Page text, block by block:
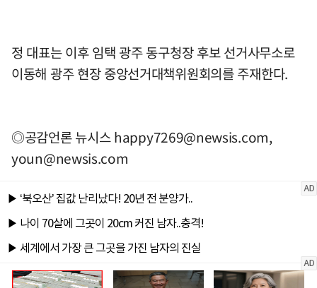
정 대표는 이후 임택 광주 동구청장 후보 선거사무소로
이동해 광주 현장 중앙선거대책위원회의를 주재한다.
◎공감언론 뉴시스happy7269@newsis.com,
youn@newsis.com